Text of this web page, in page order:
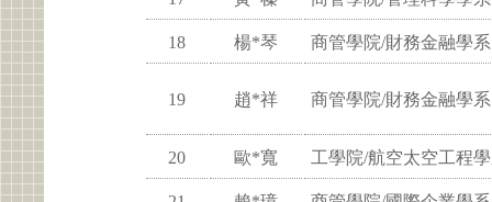
18 楊*琴 商管學院/財務金融學系
19 趙*祥 商管學院/財務金融學系
20 歐*寬 工學院/航空太空工程